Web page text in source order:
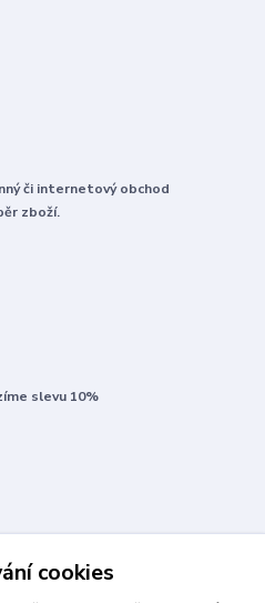
či internetový obchod
zboží.
slevu 10%
cookies